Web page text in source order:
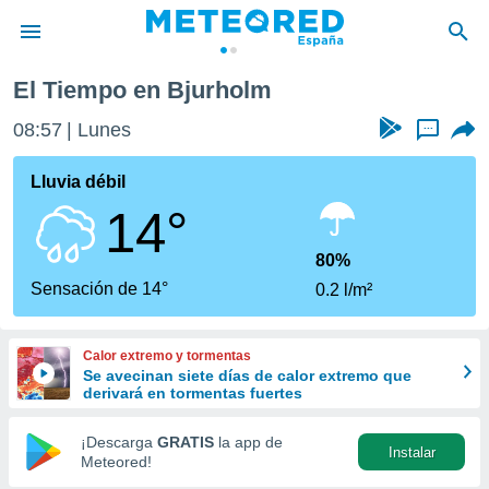
de
por
se
calidad.
a este
las
y
forma
digital
basada
El Tiempo en Bjurholm
08:57 Lunes ...
Lluvia débil
14°
Sensación de 14°
80%
0.2 l/m²
Calor extremo y tormentas
Se avecinan siete días de calor extremo que
derivará en tormentas fuertes
¡Descarga GRATIS la app de
Meteored!
Instalar